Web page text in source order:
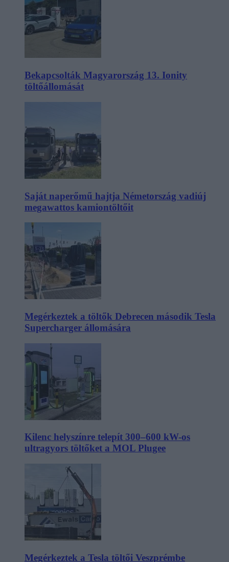
Bekapcsolták Magyarország 13. Ionity
töltőállomását
Saját naperőmű hajtja Németország vadiúj
megawattos kamiontöltőit
Megérkeztek a töltők Debrecen második Tesla
Supercharger állomására
Kilenc helyszínre telepít 300–600 kW-os
ultragyors töltőket a MOL Plugee
Megérkeztek a Tesla töltői Veszprémbe